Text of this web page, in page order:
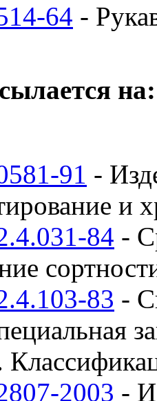
64 -
на:
91 -
и
84 -
83 -
2003 -